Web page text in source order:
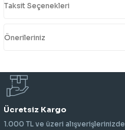
Taksit Seçenekleri
Önerileriniz
Ücretsiz Kargo
1.000 TL ve üzeri alışverişlerinizde